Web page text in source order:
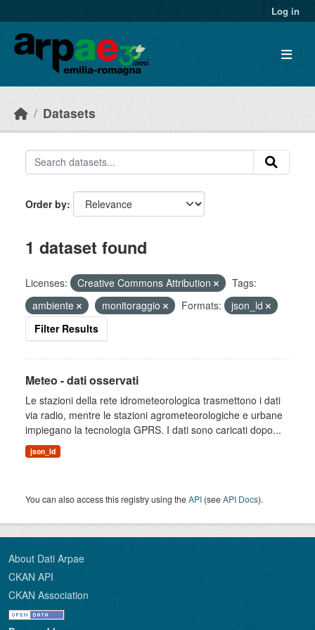
Log in
Datasets
Order by
1 dataset found
Licenses: Creative Commons Attribution
Tags:
ambiente
monitoraggio Formats:
json_ld
Filter Results
Meteo - dati osservati
Le stazioni della rete idrometeorologica trasmettono i dati
via radio, mentre le stazioni agrometeorologiche e urbane
impiegano la tecnologia GPRS. I dati sono caricati dopo...
json_ld
You can also access this registry using theAPI (seeAPI Docs).
About Dati Arpae
CKAN API
CKAN Association